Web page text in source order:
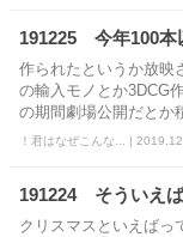
191225 今年100本
作られたというか放映
の輸入モノとか3DCG
の期間劇場公開だとか
！君はなぜこんな... |
191224 そういえ
クリスマスといえばっ